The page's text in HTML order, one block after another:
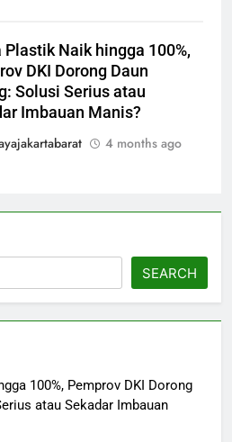
Plastik Naik hingga 100%,
DKI Dorong Daun
Solusi Serius atau
Imbauan Manis?
4 months ago
SEARCH
100%, Pemprov DKI Dorong
atau Sekadar Imbauan